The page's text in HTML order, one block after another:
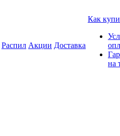
Распил Акции Доставка
Как
на